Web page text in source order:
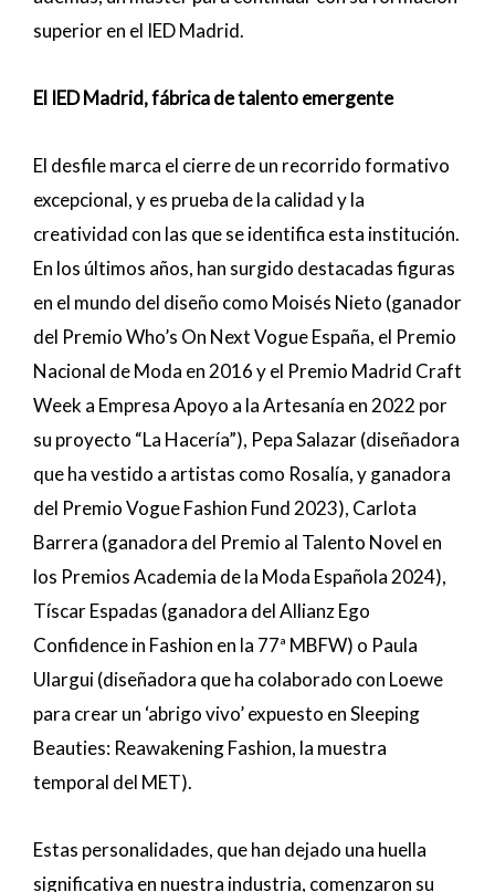
superior en el IED Madrid.
El IED Madrid, fábrica de talento emergente
El desfile marca el cierre de un recorrido formativo
excepcional, y es prueba de la calidad y la
creatividad con las que se identifica esta institución.
En los últimos años, han surgido destacadas figuras
en el mundo del diseño como Moisés Nieto (ganador
del Premio Who’s On Next Vogue España, el Premio
Nacional de Moda en 2016 y el Premio Madrid Craft
Week a Empresa Apoyo a la Artesanía en 2022 por
su proyecto “La Hacería”), Pepa Salazar (diseñadora
que ha vestido a artistas como Rosalía, y ganadora
del Premio Vogue Fashion Fund 2023), Carlota
Barrera (ganadora del Premio al Talento Novel en
los Premios Academia de la Moda Española 2024),
Tíscar Espadas (ganadora del Allianz Ego
Confidence in Fashion en la 77ª MBFW) o Paula
Ulargui (diseñadora que ha colaborado con Loewe
para crear un ‘abrigo vivo’ expuesto en Sleeping
Beauties: Reawakening Fashion, la muestra
temporal del MET).
Estas personalidades, que han dejado una huella
significativa en nuestra industria, comenzaron su